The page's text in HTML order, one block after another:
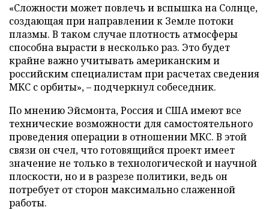
«Сложности может повлечь и вспышка на Солнце,
создающая при направлении к Земле потоки
плазмы. В таком случае плотность атмосферы
способна вырасти в несколько раз. Это будет
крайне важно учитывать американским и
российским специалистам при расчетах сведения
МКС с орбиты», – подчеркнул собеседник.
По мнению Эйсмонта, Россия и США имеют все
технические возможности для самостоятельного
проведения операции в отношении МКС. В этой
связи он счел, что готовящийся проект имеет
значение не только в технологической и научной
плоскости, но и в разрезе политики, ведь он
потребует от сторон максимально слаженной
работы.